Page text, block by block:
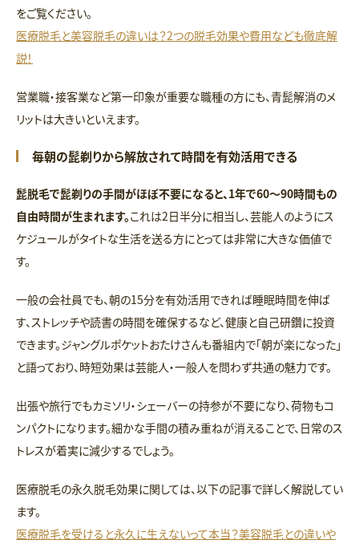
をご覧ください。
医療脱毛と美容脱毛の違いは？2つの脱毛効果や費用なども徹底解
説！
営業職・接客業など第一印象が重要な職種の方にも、青髭解消のメ
リットは大きいといえます。
毎朝の髭剃りから解放されて時間を有効活用できる
髭脱毛で髭剃りの手間がほぼ不要になると、1年で60〜90時間もの
自由時間が生まれます。これは2日半分に相当し、芸能人のようにス
ケジュールがタイトな生活を送る方にとっては非常に大きな価値で
す。
一般の会社員でも、朝の15分を有効活用できれば睡眠時間を伸ば
す、ストレッチや読書の時間を確保するなど、健康と自己研鑽に投資
できます。ジャングルポケットおたけさんも番組内で「朝が楽になった」
と語っており、時短効果は芸能人・一般人を問わず共通の魅力です。
出張や旅行でもカミソリ・シェーバーの持参が不要になり、荷物もコ
ンパクトになります。細かな手間の積み重ねが消えることで、日常のス
トレスが着実に減少するでしょう。
医療脱毛の永久脱毛効果に関しては、以下の記事で詳しく解説してい
ます。
医療脱毛を受けると永久に生えないって本当？美容脱毛との違いや